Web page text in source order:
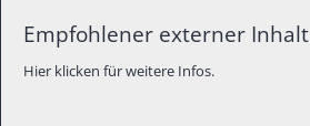
Empfohlener externer Inhalt
Hier klicken für weitere Infos.